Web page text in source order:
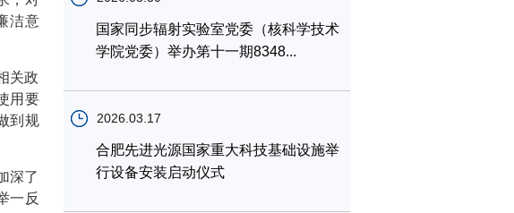
国家同步辐射实验室党委（核科学技术
学院党委）举办第十一期8348...
2026.03.17
合肥先进光源国家重大科技基础设施举
行设备安装启动仪式
洁意
关政
用要
到规
深了
一反